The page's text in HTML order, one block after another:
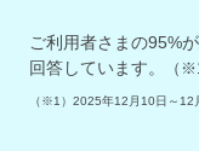
ご利用者さまの95%
回答しています。
（
（※1） 2025年12月10日～12